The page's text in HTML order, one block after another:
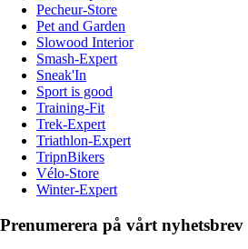
Pecheur-Store
Pet and Garden
Slowood Interior
Smash-Expert
Sneak'In
Sport is good
Training-Fit
Trek-Expert
Triathlon-Expert
TripnBikers
Vélo-Store
Winter-Expert
Prenumerera på vårt nyhetsbrev